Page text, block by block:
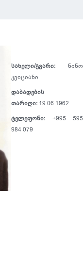
სახელი/გვარი: ნინო
კვიციანი
დაბადების
თარიღი: 19.06.1962
ტელეფონი: +995 595
984 079
ორგანიზაციის წესდება
საიდენტიფიკაციო